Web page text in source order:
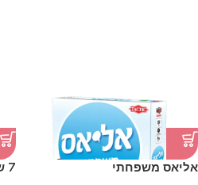
אליאס משפחתי 7 שבעת הפלאים